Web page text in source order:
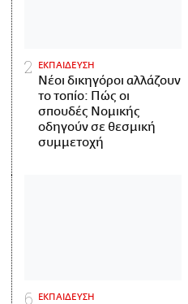
ΕΚΠΑΙΔΕΥΣΗ
Νέοι δικηγόροι αλλάζουν
το τοπίο: Πώς οι
σπουδές Νομικής
οδηγούν σε θεσμική
συμμετοχή
ΕΚΠΑΙΔΕΥΣΗ